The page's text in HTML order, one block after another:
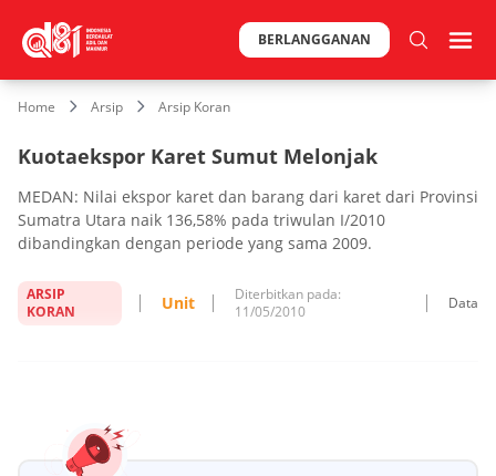
BERLANGGANAN
Home Arsip Arsip Koran
Kuotaekspor Karet Sumut Melonjak
MEDAN: Nilai ekspor karet dan barang dari karet dari Provinsi
Sumatra Utara naik 136,58% pada triwulan I/2010
dibandingkan dengan periode yang sama 2009.
ARSIP
KORAN
Unit
Diterbitkan pada:
11/05/2010
Data